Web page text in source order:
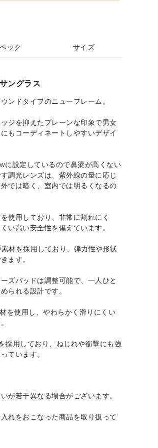
ック サイズ
ングラス
ンドタイプのニューフレーム。
ジを抑えたプレーンな印象で男女
もコーディネートしやすいデザイ
に設定しているので鼻梁が高くない
調光レンズは、紫外線の量に応じ
では暗く、室内では明るくなるの
使用しており、非常に割れにく
い高い安全性を備えています。
材を採用しており、弾力性や形状
ます。
ズパッドは調整可能で、一人ひと
られる設計です。
を使用し、やわらかく滑りにくい
採用しており、ねじれや衝撃にも強
ています。
が若干異なる場合がございます。
れをおこなった商品を取り扱って